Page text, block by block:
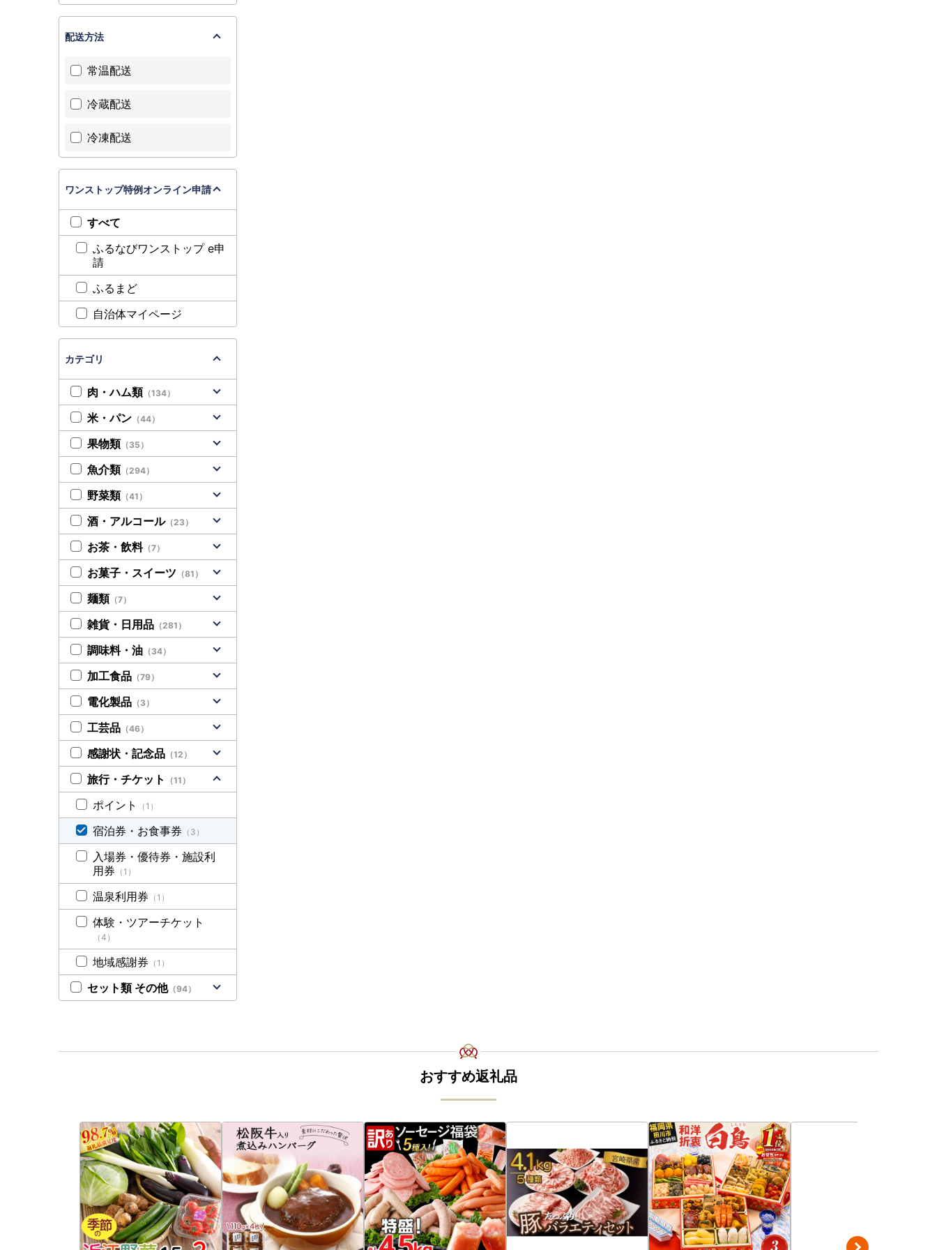
配送方法
常温配送
冷蔵配送
冷凍配送
ワンストップ特例オンライン申請
すべて
ふるなびワンストップ e申
請
ふるまど
自治体マイページ
カテゴリ
肉・ハム類 （134）
米・パン （44）
果物類 （35）
魚介類 （294）
野菜類 （41）
酒・アルコール（23）
お茶・飲料（7）
お菓子・スイーツ （81）
麺類 （7）
雑貨・日用品 （281）
調味料・油 （34）
加工食品 （79）
電化製品 （3）
工芸品 （46）
感謝状・記念品 （12）
旅行・チケット （11）
ポイント （1）
宿泊券・お食事券 （3）
入場券・優待券・施設利
用券 （1）
温泉利用券 （1）
体験・ツアーチケット
（4）
地域感謝券 （1）
セット類 その他（94）
おすすめ返礼品